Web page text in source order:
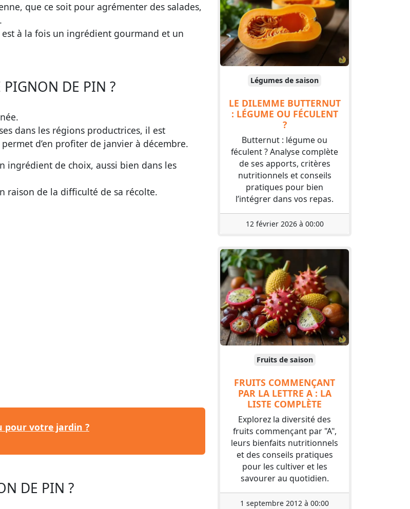
que ce soit pour agrémenter des salades,
à la fois un ingrédient gourmand et un
PIGNON DE PIN ?
dans les régions productrices, il est
d’en profiter de janvier à décembre.
ingrédient de choix, aussi bien dans les
raison de la difficulté de sa récolte.
pour votre jardin ?
DE PIN ?
Légumes de saison
LE DILEMME BUTTERNUT
: LÉGUME OU FÉCULENT
?
Butternut : légume ou
féculent ? Analyse complète
de ses apports, critères
nutritionnels et conseils
pratiques pour bien
l’intégrer dans vos repas.
12 février 2026 à 00:00
Fruits de saison
FRUITS COMMENÇANT
PAR LA LETTRE A : LA
LISTE COMPLÈTE
Explorez la diversité des
fruits commençant par "A",
leurs bienfaits nutritionnels
et des conseils pratiques
pour les cultiver et les
savourer au quotidien.
1 septembre 2012 à 00:00